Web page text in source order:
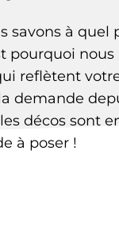
savons à
pourquoi nous
reflètent
demande
décos sont
à poser !